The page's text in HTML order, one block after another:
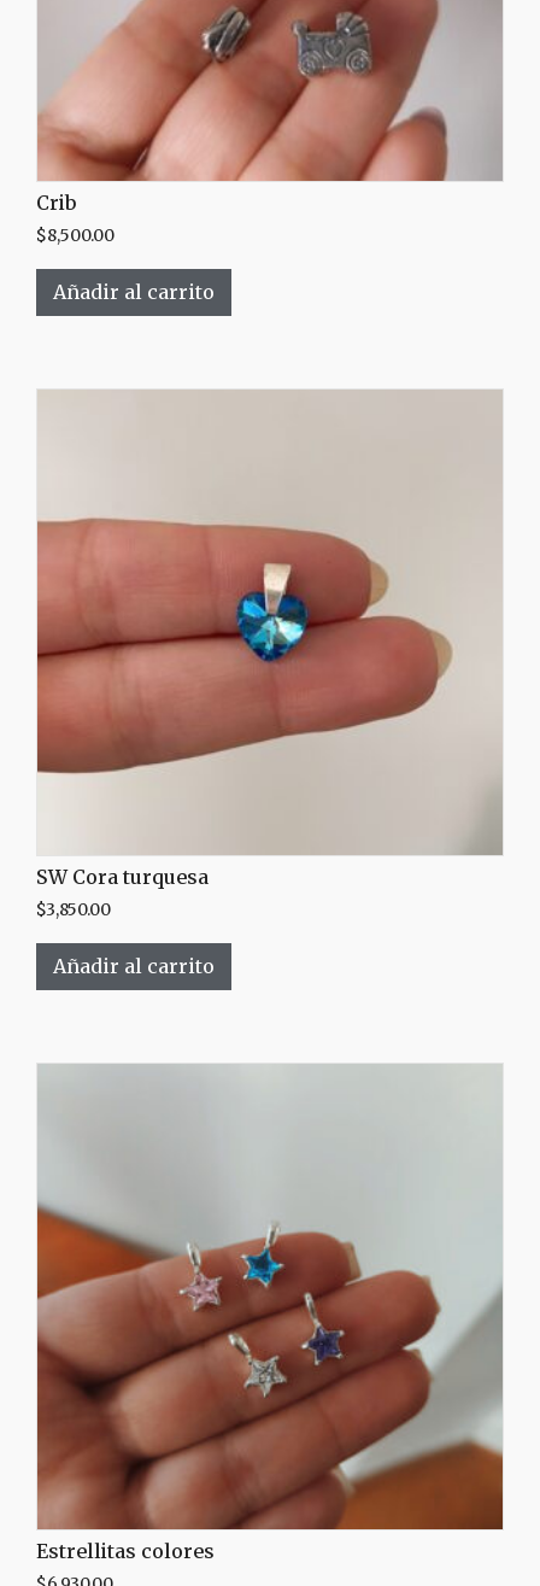
Crib
$8,500.00
Añadir al carrito
SW Cora turquesa
$3,850.00
Añadir al carrito
Estrellitas colores